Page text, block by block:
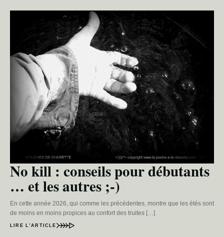
No kill : conseils pour débutants
… et les autres ;-)
En cette année 2026, qui comme les précédentes, montre que les étés sont
de moins en moins propices au confort des truites […]
LIRE L’ARTICLE